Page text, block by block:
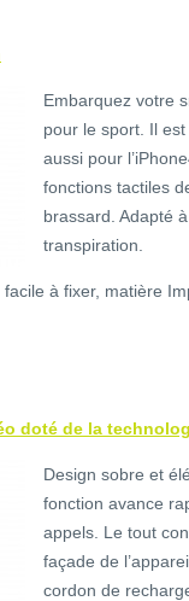
Embarquez votre
pour le sport. Il
aussi pour
fonctions tactiles
brassard. Adapté
transpiration.
à fixer, matière
doté de la
Design sobre et
fonction avance
appels. Le tout
façade de
cordon de